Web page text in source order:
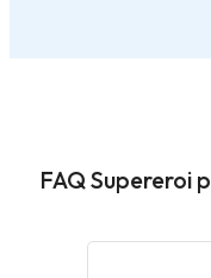
FAQ Supereroi